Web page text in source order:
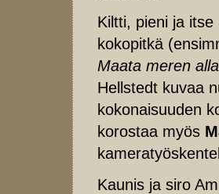
Kiltti, pieni ja
kokopitkä
Maata meren alla
Hellstedt kuvaa
kokonaisuuden
korostaa myös
Kaunis ja siro